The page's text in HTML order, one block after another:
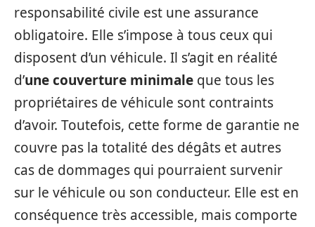
responsabilité civile est une assurance
obligatoire. Elle s’impose à tous ceux qui
disposent d’un véhicule. Il s’agit en réalité
d’une couverture minimale que tous les
propriétaires de véhicule sont contraints
d’avoir. Toutefois, cette forme de garantie ne
couvre pas la totalité des dégâts et autres
cas de dommages qui pourraient survenir
sur le véhicule ou son conducteur. Elle est en
conséquence très accessible, mais comporte